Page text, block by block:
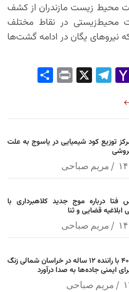
محیط زیست مازندران از کشف
محیط‌زیستی در نقاط مختلف
نیروهای یگان در ادامه گشت‌ها
Co
Yah
l
Tel
Pri
توزیع کود شیمیایی در یاسوج به علت
مریم صباحی
فتا درباره موج جدید کلاهبرداری با
ابلاغیه قضایی و ثنا
مریم صباحی
توقیف پژو ۴۰۵ با راننده ۱۲ ساله در خراسان شمالی زنگ
ایمنی جاده‌ها به صدا درآورد
مریم صباحی